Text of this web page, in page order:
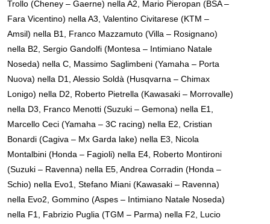
Trollo (Cheney – Gaerne) nella A2, Mario Pieropan (BSA –
Fara Vicentino) nella A3, Valentino Civitarese (KTM –
Amsil) nella B1, Franco Mazzamuto (Villa – Rosignano)
nella B2, Sergio Gandolfi (Montesa – Intimiano Natale
Noseda) nella C, Massimo Saglimbeni (Yamaha – Porta
Nuova) nella D1, Alessio Soldà (Husqvarna – Chimax
Lonigo) nella D2, Roberto Pietrella (Kawasaki – Morrovalle)
nella D3, Franco Menotti (Suzuki – Gemona) nella E1,
Marcello Ceci (Yamaha – 3C racing) nella E2, Cristian
Bonardi (Cagiva – Mx Garda lake) nella E3, Nicola
Montalbini (Honda – Fagioli) nella E4, Roberto Montironi
(Suzuki – Ravenna) nella E5, Andrea Corradin (Honda –
Schio) nella Evo1, Stefano Miani (Kawasaki – Ravenna)
nella Evo2, Gommino (Aspes – Intimiano Natale Noseda)
nella F1, Fabrizio Puglia (TGM – Parma) nella F2, Lucio